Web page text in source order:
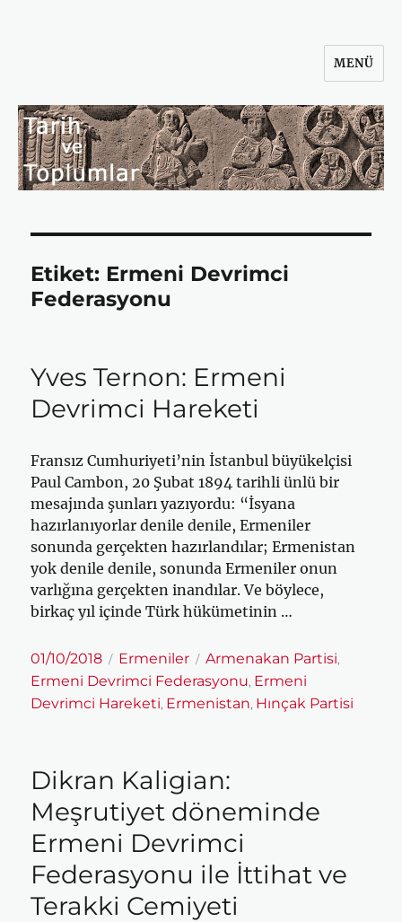
MENÜ
Etiket: Ermeni Devrimci
Federasyonu
Yves Ternon: Ermeni
Devrimci Hareketi
Fransız Cumhuriyeti’nin İstanbul büyükelçisi
Paul Cambon, 20 Şubat 1894 tarihli ünlü bir
mesajında şunları yazıyordu: “İsyana
hazırlanıyorlar denile denile, Ermeniler
sonunda gerçekten hazırlandılar; Ermenistan
yok denile denile, sonunda Ermeniler onun
varlığına gerçekten inandılar. Ve böylece,
birkaç yıl içinde Türk hükümetinin …
Yayın
tarihi
01/10/2018 Kategoriler
Ermeniler Etiketler
Armenakan Partisi,
Ermeni Devrimci Federasyonu, Ermeni
Devrimci Hareketi, Ermenistan, Hınçak Partisi
Dikran Kaligian:
Meşrutiyet döneminde
Ermeni Devrimci
Federasyonu ile İttihat ve
Terakki Cemiyeti